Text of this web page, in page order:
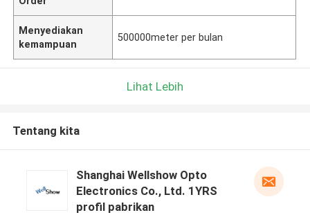
Menyediakan
kemampuan
500000meter per bulan
Lihat Lebih
Tentang kita
Shanghai Wellshow Opto
Electronics Co., Ltd. 1YRS
profil pabrikan